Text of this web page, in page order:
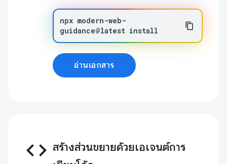
npx modern-web-
guidance@latest install
อ่านเอกสาร
code สร้างส่วนขยายด้วยเอเจนต์การ